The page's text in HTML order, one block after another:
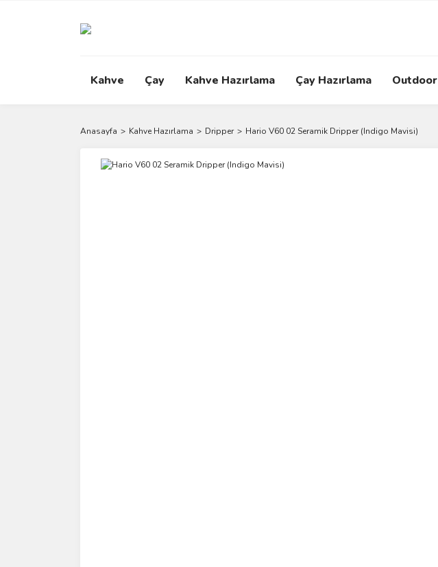
Kahve Çay Kahve Hazırlama Çay Hazırlama Outdoor
Anasayfa Kahve Hazırlama Dripper Hario V60 02 Seramik Dripper (Indigo Mavisi)